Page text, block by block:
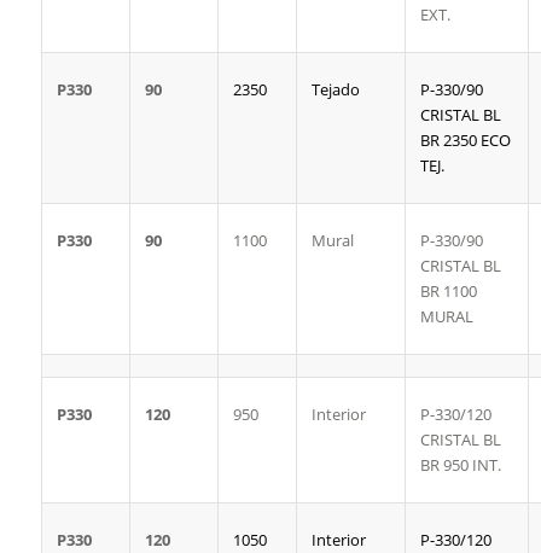
EXT.
P330 90 2350 Tejado
P-330/90
CRISTAL BL
BR 2350 ECO
TEJ.
P330 90 1100 Mural
P-330/90
CRISTAL BL
BR 1100
MURAL
P330 120 950 Interior
P-330/120
CRISTAL BL
BR 950 INT.
P330 120 1050 Interior
P-330/120